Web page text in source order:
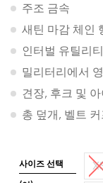
주조 금속
새틴 마감 체인
인터벌 유틸리
밀리터리에서
견장, 후크 및
총 덮개, 벨트
사이즈 선택